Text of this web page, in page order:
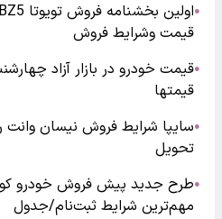
●
قیمت وشرایط فروش
●
قیمتها
●سایپا شرایط فروش نیسان وانت
تحویل
●
مهم‌ترین شرایط ثبت‌نام/جدول